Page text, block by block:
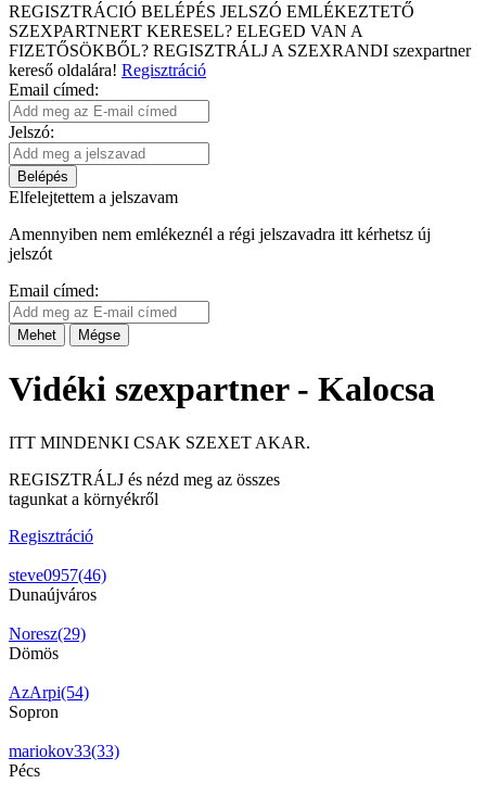
REGISZTRÁCIÓ BELÉPÉS JELSZÓ EMLÉKEZTETŐ
SZEXPARTNERT KERESEL? ELEGED VAN A
FIZETŐSÖKBŐL? REGISZTRÁLJ A SZEXRANDI szexpartner
kereső oldalára! Regisztráció
Email címed:
Jelszó:
Belépés
Elfelejtettem a jelszavam
Amennyiben nem emlékeznél a régi jelszavadra itt kérhetsz új
jelszót
Email címed:
Mehet Mégse
Vidéki szexpartner - Kalocsa
ITT MINDENKI CSAK SZEXET AKAR.
REGISZTRÁLJ és nézd meg az összes
tagunkat a környékről
Regisztráció
steve0957(46)
Dunaújváros
Noresz(29)
Dömös
AzArpi(54)
Sopron
mariokov33(33)
Pécs